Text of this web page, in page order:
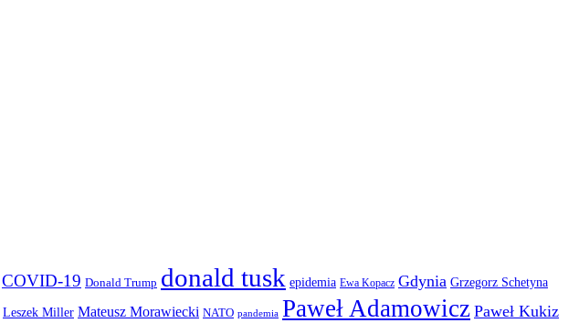
COVID-19 Donald Trump donald tusk epidemia Ewa Kopacz Gdynia Grzegorz Schetyna
Leszek Miller Mateusz Morawiecki NATO pandemia Paweł Adamowicz Paweł Kukiz